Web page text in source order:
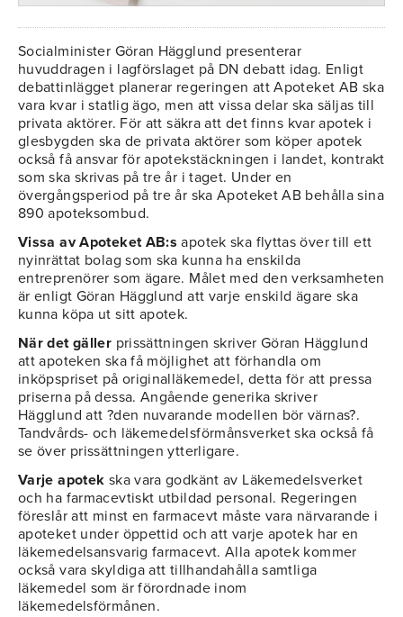
Socialminister Göran Hägglund presenterar
huvuddragen i lagförslaget på DN debatt idag. Enligt
debattinlägget planerar regeringen att Apoteket AB ska
vara kvar i statlig ägo, men att vissa delar ska säljas till
privata aktörer. För att säkra att det finns kvar apotek i
glesbygden ska de privata aktörer som köper apotek
också få ansvar för apotekstäckningen i landet, kontrakt
som ska skrivas på tre år i taget. Under en
övergångsperiod på tre år ska Apoteket AB behålla sina
890 apoteksombud.
Vissa av Apoteket AB:s apotek ska flyttas över till ett
nyinrättat bolag som ska kunna ha enskilda
entreprenörer som ägare. Målet med den verksamheten
är enligt Göran Hägglund att varje enskild ägare ska
kunna köpa ut sitt apotek.
När det gäller prissättningen skriver Göran Hägglund
att apoteken ska få möjlighet att förhandla om
inköpspriset på originalläkemedel, detta för att pressa
priserna på dessa. Angående generika skriver
Hägglund att ?den nuvarande modellen bör värnas?.
Tandvårds- och läkemedelsförmånsverket ska också få
se över prissättningen ytterligare.
Varje apotek ska vara godkänt av Läkemedelsverket
och ha farmacevtiskt utbildad personal. Regeringen
föreslår att minst en farmacevt måste vara närvarande i
apoteket under öppettid och att varje apotek har en
läkemedelsansvarig farmacevt. Alla apotek kommer
också vara skyldiga att tillhandahålla samtliga
läkemedel som är förordnade inom
läkemedelsförmånen.